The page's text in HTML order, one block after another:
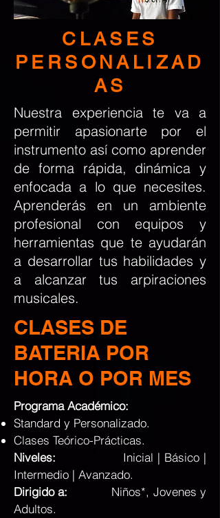
CLASES
PERSONALIZAD
AS
Nuestra experiencia te va a
permitir apasionarte por el
instrumento así como aprender
de forma rápida, dinámica y
enfocada a lo que necesites.
Aprenderás en un ambiente
profesional con equipos y
herramientas que te ayudarán
a desarrollar tus habilidades y
a alcanzar tus arpiraciones
musicales.
CLASES DE
BATERIA POR
HORA O POR MES
Programa Académico:
Standard y Personalizado.
Clases Teórico-Prácticas.
Niveles: Inicial | Básico |
Intermedio | Avanzado.
Dirigido a: Niños*, Jovenes y
Adultos.